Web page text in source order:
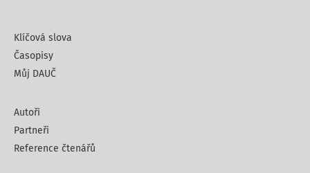
Klíčová slova
Časopisy
Můj DAUČ
Autoři
Partneři
Reference čtenářů